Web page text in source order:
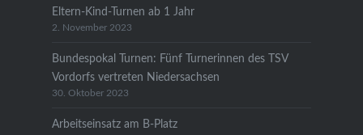
Eltern-Kind-Turnen ab 1 Jahr
2. November 2023
Bundespokal Turnen: Fünf Turnerinnen des TSV
Vordorfs vertreten Niedersachsen
30. Oktober 2023
Arbeitseinsatz am B-Platz